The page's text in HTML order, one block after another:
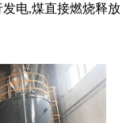
电,煤直接燃烧释放